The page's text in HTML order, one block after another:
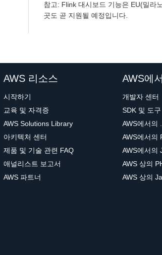
참고: Flink 대시보드 기능은 EU(밀라
곳도 곧 지원될 예정입니다.
AWS 리소스
시작하기
교육 및 자격증
AWS Solutions Library
아키텍처 센터
제품 및 기술 관련 FAQ
애널리스트 보고서
AWS 파트너
AWS에
개발자 센터
SDK 및 도구
AWS에서의
AWS에서의
AWS에서의
AWS 상의
AWS 상의